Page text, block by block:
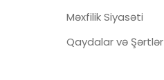
Məxfilik Siyasəti
Qaydalar və Şərtlər